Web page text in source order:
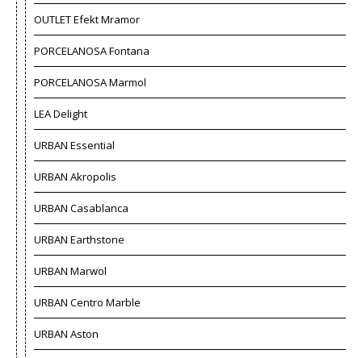
OUTLET Efekt Mramor
PORCELANOSA Fontana
PORCELANOSA Marmol
LEA Delight
URBAN Essential
URBAN Akropolis
URBAN Casablanca
URBAN Earthstone
URBAN Marwol
URBAN Centro Marble
URBAN Aston